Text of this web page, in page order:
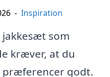
- Inspiration
som
kræver, at du
præferencer godt.